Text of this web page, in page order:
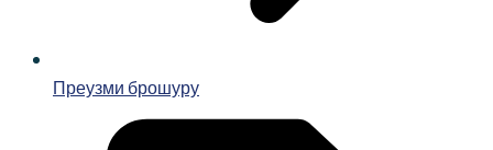
Преузми брошуру